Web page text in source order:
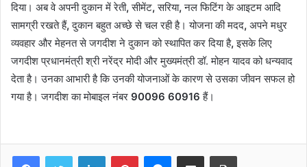
दिया। अब वे अपनी दुकान में रेती,सीमेंट,सरिया,नल फिटिंग के आइटम आदि
सामग्री रखते हैं,दुकान बहुत अच्छे से चल रही है। योजना की मदद, अपने मधुर
व्यवहार और मेहनत से जगदीश ने दुकान को स्थापित कर दिया है,इसके लिए
जगदीश प्रधानमंत्री श्री नरेंद्र मोदी और मुख्यमंत्री डॉ. मोहन यादव को धन्यवाद
देता है। उनका आभारी है कि उनकी योजनाओं के कारण से उसका जीवन सफल हो
गया है। जगदीश का मोबाइल नंबर 90096 60916 हैं।
FacebookTwitter LinkedInPinterestMessenger
Share via Email Print